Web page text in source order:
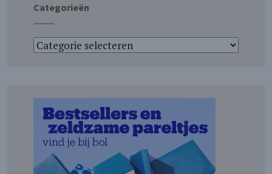
Categorieën
Categorieën